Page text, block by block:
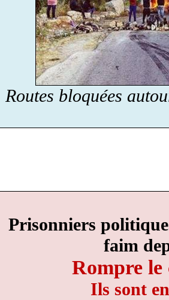
Routes bloquées
Prisonniers
faim
Rompre le
Ils sont